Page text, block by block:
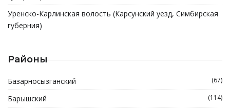
Уренско-Карлинская волость (Карсунский уезд, Симбирская
губерния)
Районы
Базарносызганский (67)
Барышский (114)